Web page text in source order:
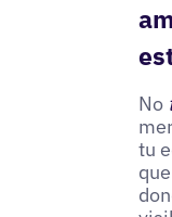
No
tu